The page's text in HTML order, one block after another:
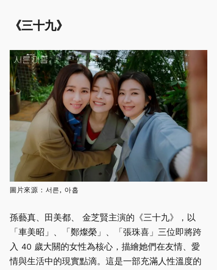
《三十九》
圖片來源：서른, 아홉
孫藝真、田美都、 金芝賢主演的《三十九》，以
「車美昭」、「鄭燦榮」、「張珠喜」三位即將跨
入 40 歲大關的女性為核心，描繪她們在友情、愛
情與生活中的現實點滴。這是一部充滿人性溫度的